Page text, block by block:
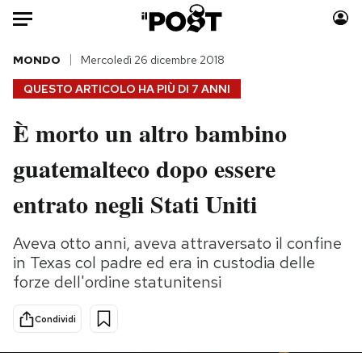
Auto
HOME
Italia
Politica
Tecnologia
Scienza
Cultura
Sport
Moda
Consumismi
Storie/Idee
Media
Europa
QUESTO ARTICOLO HA PIÙ DI 7 ANNI
MONDO Mercoledì 26 dicembre 2018
È morto un altro bambino
guatemalteco dopo essere
entrato negli Stati Uniti
Aveva otto anni, aveva attraversato il confine
in Texas col padre ed era in custodia delle
forze dell'ordine statunitensi
Condividi